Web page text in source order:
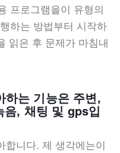
프로그램을이 유형의
하는 방법부터 시작하
읽은 후 문제가 마침내
하는 기능은 주변,
음, 채팅 및 gps입
합니다. 제 생각에는이